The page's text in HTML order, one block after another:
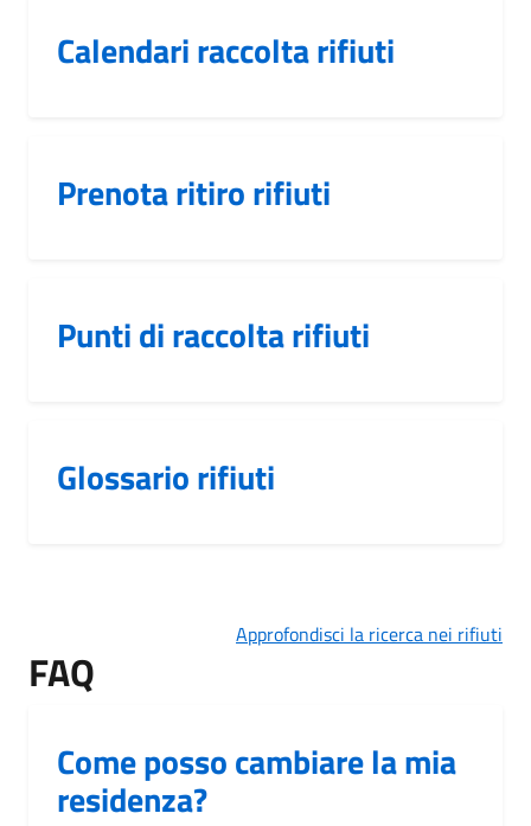
Calendari raccolta rifiuti
Prenota ritiro rifiuti
Punti di raccolta rifiuti
Glossario rifiuti
Approfondisci la ricerca nei rifiuti
FAQ
Come posso cambiare la mia
residenza?